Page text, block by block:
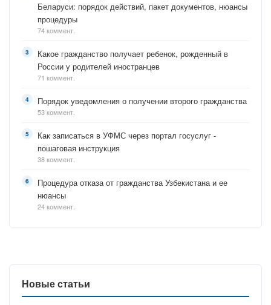
Беларуси: порядок действий, пакет документов, нюансы
процедуры
74 коммент.
Какое гражданство получает ребенок, рожденный в
России у родителей иностранцев
71 коммент.
Порядок уведомления о получении второго гражданства
53 коммент.
Как записаться в УФМС через портал госуслуг -
пошаговая инструкция
38 коммент.
Процедура отказа от гражданства Узбекистана и ее
нюансы
24 коммент.
Новые статьи